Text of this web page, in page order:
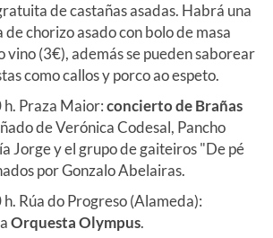
de castañas asadas. Habrá una
de chorizo asado con bolo de masa
vino (3€), además se pueden saborear
como callos y porco ao espeto.
Praza Maior:concierto de Brañas
de Verónica Codesal, Pancho
Jorge y el grupo de gaiteiros "De pé
por Gonzalo Abelairas.
Rúa do Progreso (Alameda):
Orquesta Olympus.